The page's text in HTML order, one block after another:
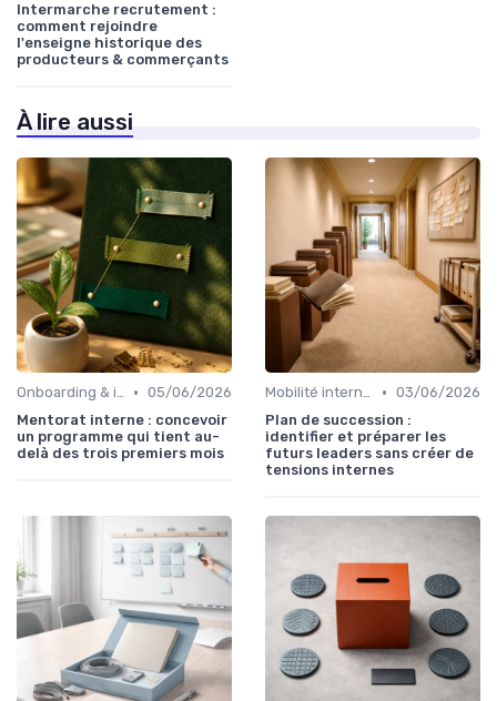
Intermarche recrutement :
comment rejoindre
l'enseigne historique des
producteurs & commerçants
À lire aussi
Onboarding & intégration des talents • 05/06/2026
Mentorat interne : concevoir
un programme qui tient au-
delà des trois premiers mois
Mobilité interne & succession planning • 03/06/2026
Plan de succession :
identifier et préparer les
futurs leaders sans créer de
tensions internes